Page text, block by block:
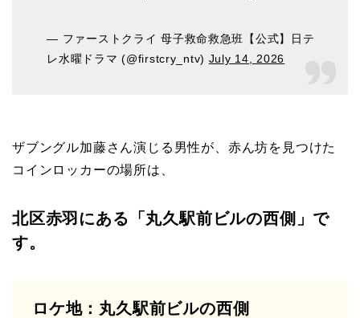
— ファーストクライ 母子救命救急班【公式】日テ
レ水曜ドラマ (@firstcry_ntv) July 14, 2026
ザブングル加藤さん演じる男性が、赤ん坊を見つけた
コインロッカーの場所は、
北区赤羽にある「丸久駅前ビルの西側」で
す。
ロケ地：丸久駅前ビルの西側